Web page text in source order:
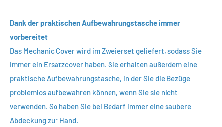
Dank der praktischen Aufbewahrungstasche immer
vorbereitet
Das Mechanic Cover wird im Zweierset geliefert, sodass Sie
immer ein Ersatzcover haben. Sie erhalten außerdem eine
praktische Aufbewahrungstasche, in der Sie die Bezüge
problemlos aufbewahren können, wenn Sie sie nicht
verwenden. So haben Sie bei Bedarf immer eine saubere
Abdeckung zur Hand.